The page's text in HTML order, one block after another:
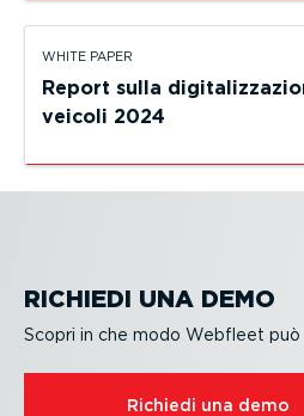
WHITE PAPER
Report sulla
veicoli 2024
RICHIEDI UNA DEMO
Scopri in che modo Webfleet può
Richiedi una demo